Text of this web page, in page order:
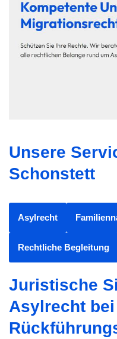
Unsere
Schonstett
Asylrecht
Rechtliche Begleitung
Juristische
Asylrecht bei